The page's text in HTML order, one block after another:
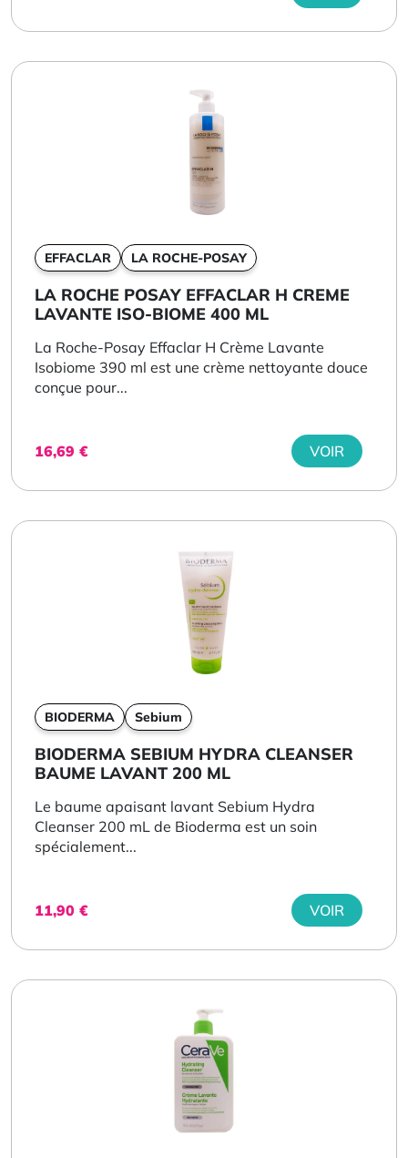
EFFACLAR LA ROCHE-POSAY
LA ROCHE POSAY EFFACLAR H CREME
LAVANTE ISO-BIOME 400 ML
La Roche-Posay Effaclar H Crème Lavante
Isobiome 390 ml est une crème nettoyante douce
conçue pour...
16,69 € VOIR
BIODERMA Sebium
BIODERMA SEBIUM HYDRA CLEANSER
BAUME LAVANT 200 ML
Le baume apaisant lavant Sebium Hydra
Cleanser 200 mL de Bioderma est un soin
spécialement...
11,90 € VOIR